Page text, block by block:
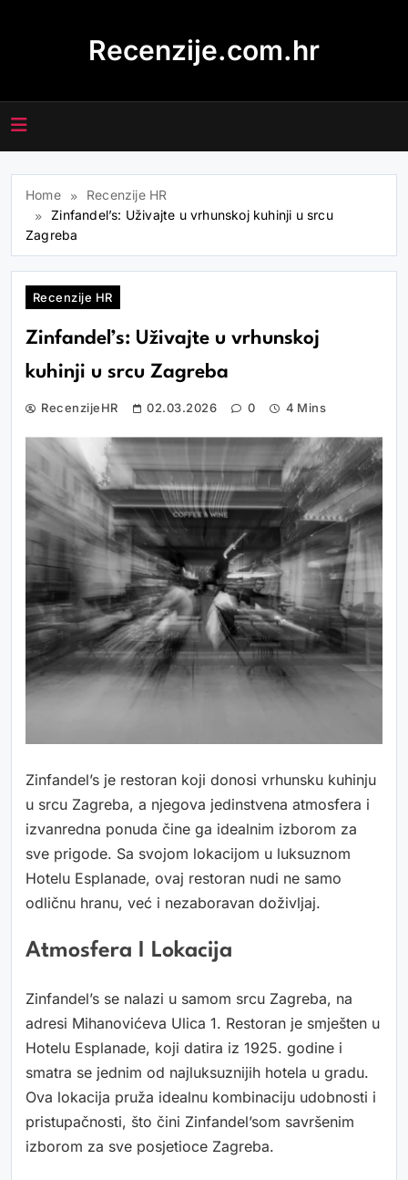
Recenzije.com.hr
Home
Recenzije HR
Zinfandel’s: Uživajte u vrhunskoj kuhinji u srcu
Zagreba
Recenzije HR
Zinfandel’s: Uživajte u vrhunskoj
kuhinji u srcu Zagreba
RecenzijeHR 02.03.2026 0 4 Mins
Zinfandel’s je restoran koji donosi vrhunsku kuhinju
u srcu Zagreba, a njegova jedinstvena atmosfera i
izvanredna ponuda čine ga idealnim izborom za
sve prigode. Sa svojom lokacijom u luksuznom
Hotelu Esplanade, ovaj restoran nudi ne samo
odličnu hranu, već i nezaboravan doživljaj.
Atmosfera I Lokacija
Zinfandel’s se nalazi u samom srcu Zagreba, na
adresi Mihanovićeva Ulica 1. Restoran je smješten u
Hotelu Esplanade, koji datira iz 1925. godine i
smatra se jednim od najluksuznijih hotela u gradu.
Ova lokacija pruža idealnu kombinaciju udobnosti i
pristupačnosti, što čini Zinfandel’som savršenim
izborom za sve posjetioce Zagreba.